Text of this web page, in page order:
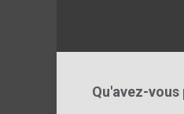
Qu'avez-